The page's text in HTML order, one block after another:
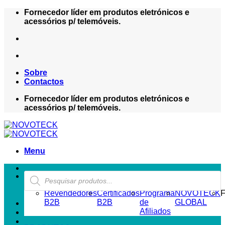
Skip
Fornecedor líder em produtos eletrónicos e
acessórios p/ telemóveis.
Sobre
Contactos
Fornecedor líder em produtos eletrónicos e
acessórios p/ telemóveis.
Menu
Products
search
ZONA REVENDEDOR-B2B
Revendedores
B2B
Certificados
B2B
Programa
de
Afiliados
NOVOTECK
GLOBAL